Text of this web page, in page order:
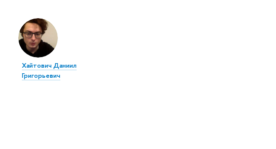
Хайтович Даниил
Григорьевич